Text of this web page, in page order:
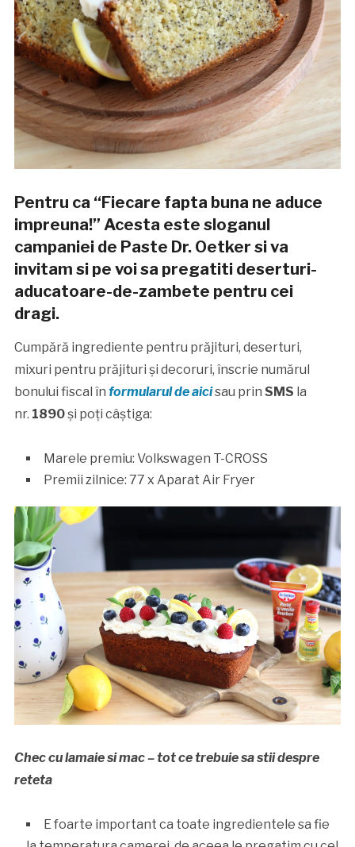
Pentru ca “Fiecare fapta buna ne aduce
impreuna!” Acesta este sloganul
campaniei de Paste Dr. Oetker si va
invitam si pe voi sa pregatiti deserturi-
aducatoare-de-zambete pentru cei
dragi.
Cumpără ingrediente pentru prăjituri, deserturi,
mixuri pentru prăjituri și decoruri, înscrie numărul
bonului fiscal în formularul de aicisau prin SMS la
nr. 1890și poți câștiga:
Marele premiu: Volkswagen T-CROSS
Premii zilnice: 77 x Aparat Air Fryer
Chec cu lamaie si mac – tot ce trebuie sa stii despre
reteta
E foarte important ca toate ingredientele sa fie